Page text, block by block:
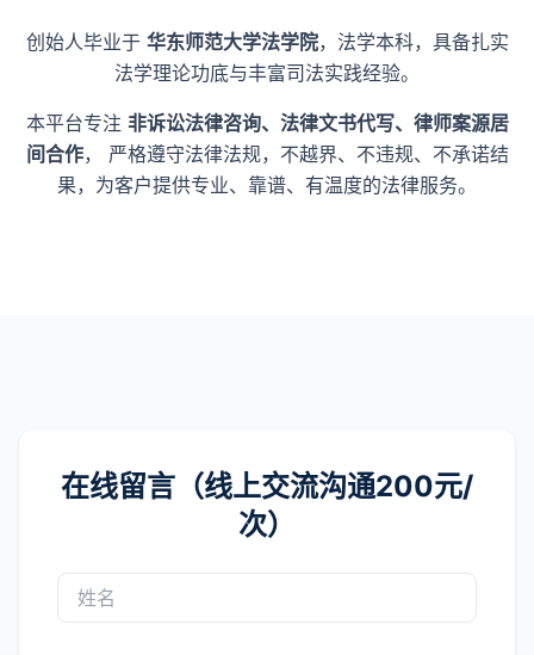
创始人毕业于 华东师范大学法学院，法学本科，具备扎实
法学理论功底与丰富司法实践经验。
本平台专注 非诉讼法律咨询、法律文书代写、律师案源居
间合作， 严格遵守法律法规，不越界、不违规、不承诺结
果，为客户提供专业、靠谱、有温度的法律服务。
在线留言（线上交流沟通200元/
次）